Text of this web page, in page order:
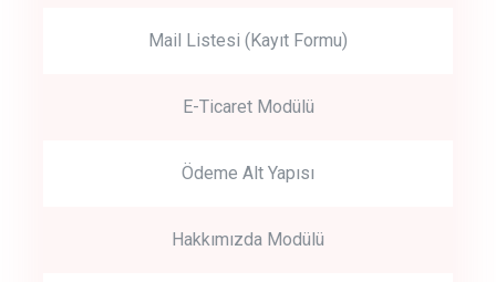
Mail Listesi (Kayıt Formu)
E-Ticaret Modülü
Ödeme Alt Yapısı
Hakkımızda Modülü